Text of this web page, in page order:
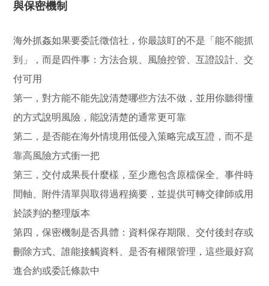
與保密機制
海外抓姦如果要委託徵信社，你最該盯的不是「能不能抓
到」，而是四件事：方法合規、風險控管、互證設計、交
付可用
第一，對方能不能先說清楚哪些方法不做，並用你聽得懂
的方式說明風險，能說清楚的通常更可靠
第二，是否能在海外情境用低侵入策略完成互證，而不是
靠高風險方式衝一把
第三，交付成果長什麼樣，至少應包含原檔保全、事件時
間軸、附件清單與取得過程摘要，並提供可轉交律師或用
於談判的整理版本
第四，保密機制是否具體：資料保存期限、交付後封存或
刪除方式、誰能接觸資料、是否有權限管理，這些最好寫
進合約或委託條款中